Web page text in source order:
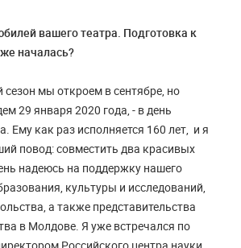
вашего театра. Подготовка к
началась?
мы откроем в сентябре, но
29 января 2020 года, - в день
Ему как раз исполняется 160 лет, и я
повод: совместить два красивых
надеюсь на поддержку нашего
культуры и исследований,
а также представительства
в Молдове. Я уже встречался по